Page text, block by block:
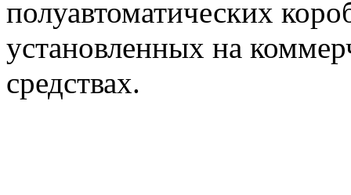
полуавтоматических
установленных на
средствах.